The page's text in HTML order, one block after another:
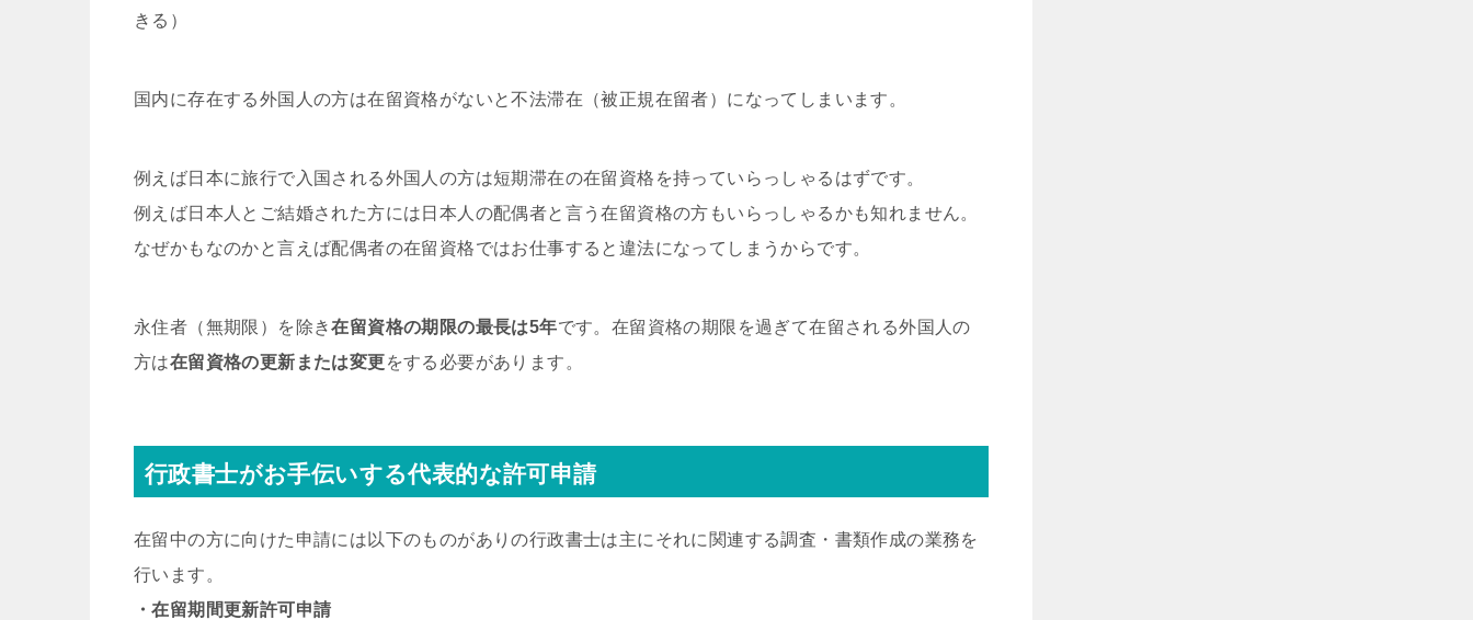
きる）
国内に存在する外国人の方は在留資格がないと不法滞在（被正規在留者）になってしまいます。
例えば日本に旅行で入国される外国人の方は短期滞在の在留資格を持っていらっしゃるはずです。
例えば日本人とご結婚された方には日本人の配偶者と言う在留資格の方もいらっしゃるかも知れません。
なぜかもなのかと言えば配偶者の在留資格ではお仕事すると違法になってしまうからです。
永住者（無期限）を除き在留資格の期限の最長は5年です。在留資格の期限を過ぎて在留される外国人の
方は在留資格の更新または変更をする必要があります。
行政書士がお手伝いする代表的な許可申請
在留中の方に向けた申請には以下のものがありの行政書士は主にそれに関連する調査・書類作成の業務を
行います。
・在留期間更新許可申請